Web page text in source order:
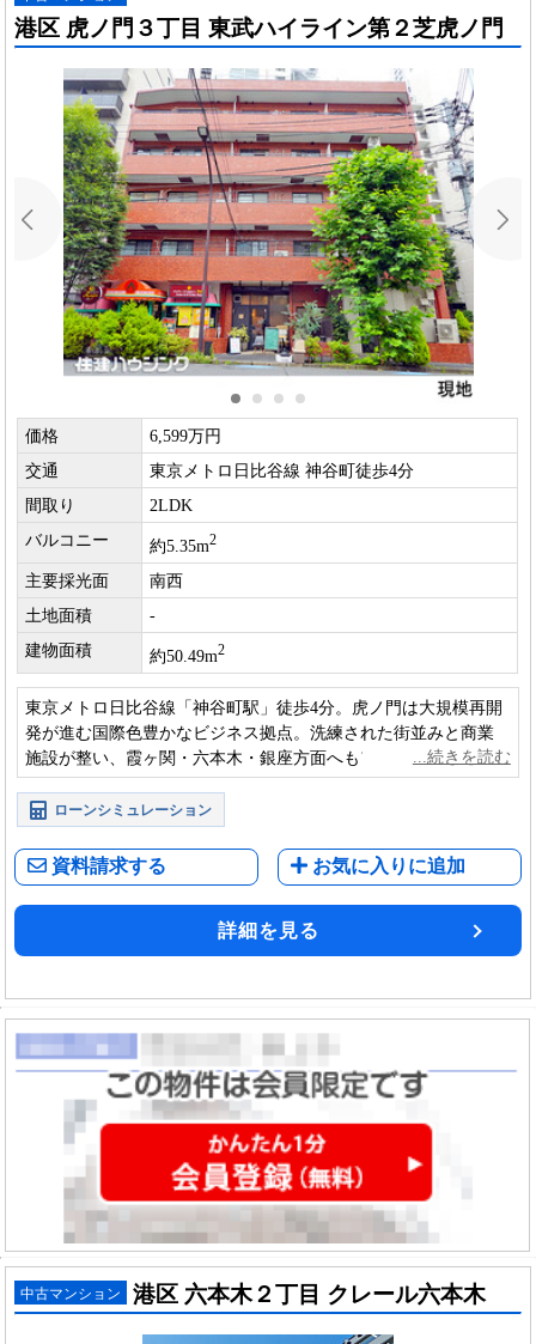
港区 虎ノ門３丁目 東武ハイライン第２芝虎ノ門
価格
6,599万円
交通
東京メトロ日比谷線 神谷町徒歩4分
間取り
2LDK
バルコニー
約5.35m2
主要採光面
南西
土地面積
-
建物面積
約50.49m2
東京メトロ日比谷線「神谷町駅」徒歩4分。虎ノ門は大規模再開
発が進む国際色豊かなビジネス拠点。洗練された街並みと商業
施設が整い、霞ヶ関・六本木・銀座方面へもアクセス良好で、
都心生活を満喫できる魅力的な物件です。
ローンシミュレーション
資料請求する お気に入りに追加
詳細を見る
中古マンション 港区 六本木２丁目 クレール六本木